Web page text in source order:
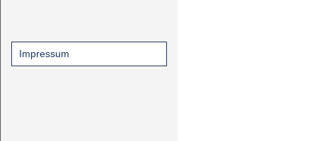
Impressum